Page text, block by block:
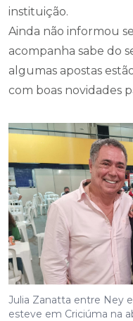
instituição.
Ainda não informou
acompanha sabe do
algumas apostas
com boas novidades
Julia Zanatta entre Ney
esteve em Criciúma na